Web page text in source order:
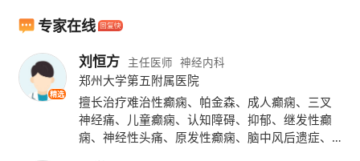
过金属感应线圈时产生快速变化的感应磁场,作
用于大脑并在脑内产生弱的反向平行感应电流,
使大脑皮层内锥体神经元产生动作电位,从而使
得大脑生理和功能的改变。
专家在线
精选
刘恒方 主任医师 神经内科
郑州大学第五附属医院
擅长治疗难治性癫痫、帕金森、成人癫痫、三叉
神经痛、儿童癫痫、认知障碍、抑郁、继发性癫
痫、神经性头痛、原发性癫痫、脑中风后遗症、